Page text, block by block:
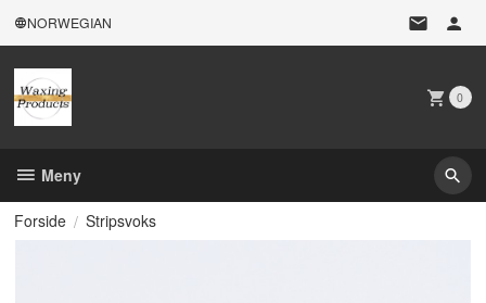
NORWEGIAN
0
Meny
Forside Stripsvoks